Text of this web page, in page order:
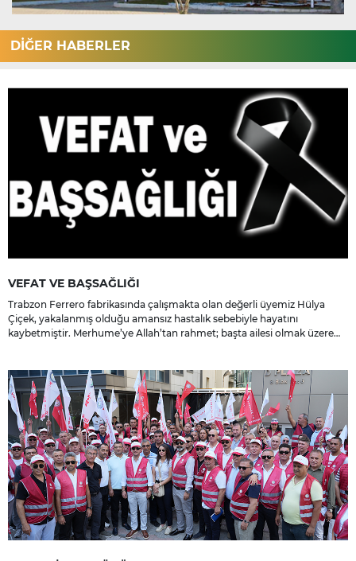
DİĞER HABERLER
VEFAT VE BAŞSAĞLIĞI
Trabzon Ferrero fabrikasında çalışmakta olan değerli üyemiz Hülya
Çiçek, yakalanmış olduğu amansız hastalık sebebiyle hayatını
kaybetmiştir. Merhume’ye Allah’tan rahmet; başta ailesi olmak üzere